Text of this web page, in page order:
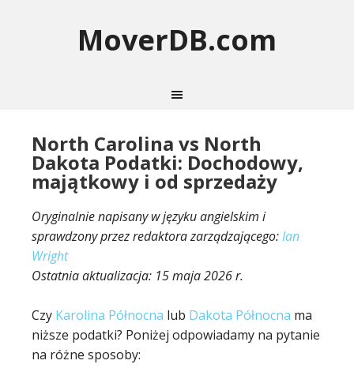
MoverDB.com
North Carolina vs North
Dakota Podatki: Dochodowy,
majątkowy i od sprzedaży
Oryginalnie napisany w języku angielskim i
sprawdzony przez redaktora zarządzającego:Ian
Wright
Ostatnia aktualizacja: 15 maja 2026 r.
Czy Karolina Północna lub Dakota Północna ma
niższe podatki? Poniżej odpowiadamy na pytanie
na różne sposoby: